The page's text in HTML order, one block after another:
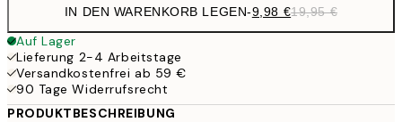
IN DEN WARENKORB LEGEN-9,98 €19,95 €
Auf Lager
Lieferung 2-4 Arbeitstage
Versandkostenfrei ab 59 €
90 Tage Widerrufsrecht
PRODUKTBESCHREIBUNG